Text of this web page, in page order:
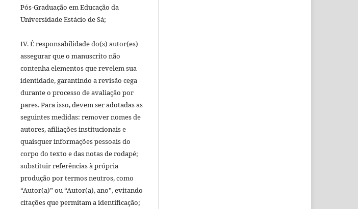
Pós-Graduação em Educação da
Universidade Estácio de Sá;
IV. É responsabilidade do(s) autor(es)
assegurar que o manuscrito não
contenha elementos que revelem sua
identidade, garantindo a revisão cega
durante o processo de avaliação por
pares. Para isso, devem ser adotadas as
seguintes medidas: remover nomes de
autores, afiliações institucionais e
quaisquer informações pessoais do
corpo do texto e das notas de rodapé;
substituir referências à própria
produção por termos neutros, como
“Autor(a)” ou “Autor(a), ano”, evitando
citações que permitam a identificação;